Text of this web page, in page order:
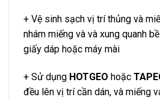
+ Vệ sinh sạch vị trí thủng và
nhám miếng và và xung quanh
giấy dáp hoặc máy mài
+ Sử dụng HOTGEO hoặc
đều lên vị trí cần dán, và miếng